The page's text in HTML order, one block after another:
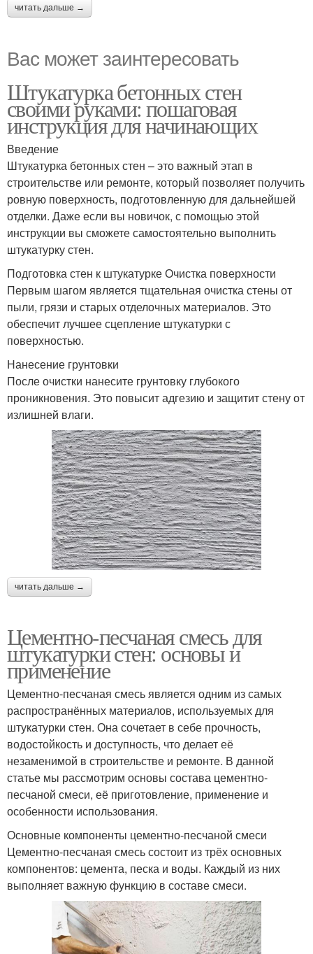
читать дальше →
Вас может заинтересовать
Штукатурка бетонных стен
своими руками: пошаговая
инструкция для начинающих
Введение
Штукатурка бетонных стен – это важный этап в
строительстве или ремонте, который позволяет получить
ровную поверхность, подготовленную для дальнейшей
отделки. Даже если вы новичок, с помощью этой
инструкции вы сможете самостоятельно выполнить
штукатурку стен.
Подготовка стен к штукатурке Очистка поверхности
Первым шагом является тщательная очистка стены от
пыли, грязи и старых отделочных материалов. Это
обеспечит лучшее сцепление штукатурки с
поверхностью.
Нанесение грунтовки
После очистки нанесите грунтовку глубокого
проникновения. Это повысит адгезию и защитит стену от
излишней влаги.
читать дальше →
Цементно-песчаная смесь для
штукатурки стен: основы и
применение
Цементно-песчаная смесь является одним из самых
распространённых материалов, используемых для
штукатурки стен. Она сочетает в себе прочность,
водостойкость и доступность, что делает её
незаменимой в строительстве и ремонте. В данной
статье мы рассмотрим основы состава цементно-
песчаной смеси, её приготовление, применение и
особенности использования.
Основные компоненты цементно-песчаной смеси
Цементно-песчаная смесь состоит из трёх основных
компонентов: цемента, песка и воды. Каждый из них
выполняет важную функцию в составе смеси.